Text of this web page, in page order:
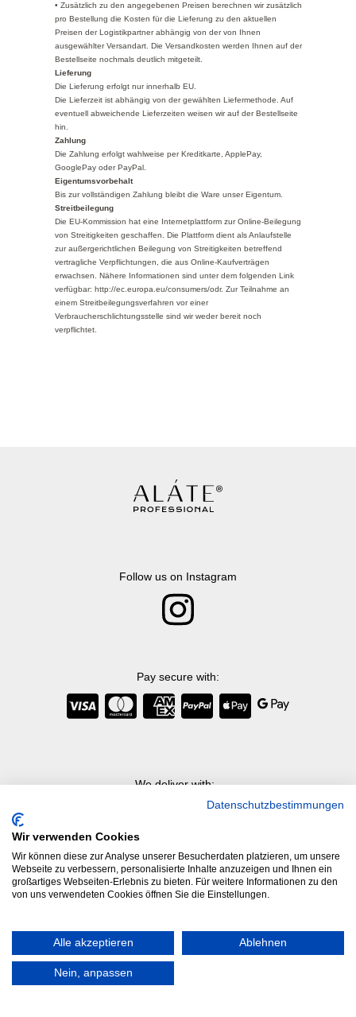
• Zusätzlich zu den angegebenen Preisen berechnen wir zusätzlich
pro Bestellung die Kosten für die Lieferung zu den aktuellen
Preisen der Logistikpartner abhängig von der von Ihnen
ausgewählter Versandart. Die Versandkosten werden Ihnen auf der
Bestellseite nochmals deutlich mitgeteilt.
Lieferung
Die Lieferung erfolgt nur innerhalb EU.
Die Lieferzeit ist abhängig von der gewählten Liefermethode. Auf
eventuell abweichende Lieferzeiten weisen wir auf der Bestellseite
hin.
Zahlung
Die Zahlung erfolgt wahlweise per Kreditkarte, ApplePay,
GooglePay oder PayPal.
Eigentumsvorbehalt
Bis zur vollständigen Zahlung bleibt die Ware unser Eigentum.
Streitbeilegung
Die EU-Kommission hat eine Internetplattform zur Online-Beilegung
von Streitigkeiten geschaffen. Die Plattform dient als Anlaufstelle
zur außergerichtlichen Beilegung von Streitigkeiten betreffend
vertragliche Verpflichtungen, die aus Online-Kaufverträgen
erwachsen. Nähere Informationen sind unter dem folgenden Link
verfügbar: http://ec.europa.eu/consumers/odr. Zur Teilnahme an
einem Streitbeilegungsverfahren vor einer
Verbraucherschlichtungsstelle sind wir weder bereit noch
verpflichtet.
Follow us on Instagram
Pay secure with:
We deliver with:
Imprint
Privacy
Datenschutzbestimmungen
Wir verwenden Cookies
Wir können diese zur Analyse unserer Besucherdaten platzieren, um unsere
Webseite zu verbessern, personalisierte Inhalte anzuzeigen und Ihnen ein
großartiges Webseiten-Erlebnis zu bieten. Für weitere Informationen zu den
von uns verwendeten Cookies öffnen Sie die Einstellungen.
Alle akzeptieren Ablehnen
Nein, anpassen